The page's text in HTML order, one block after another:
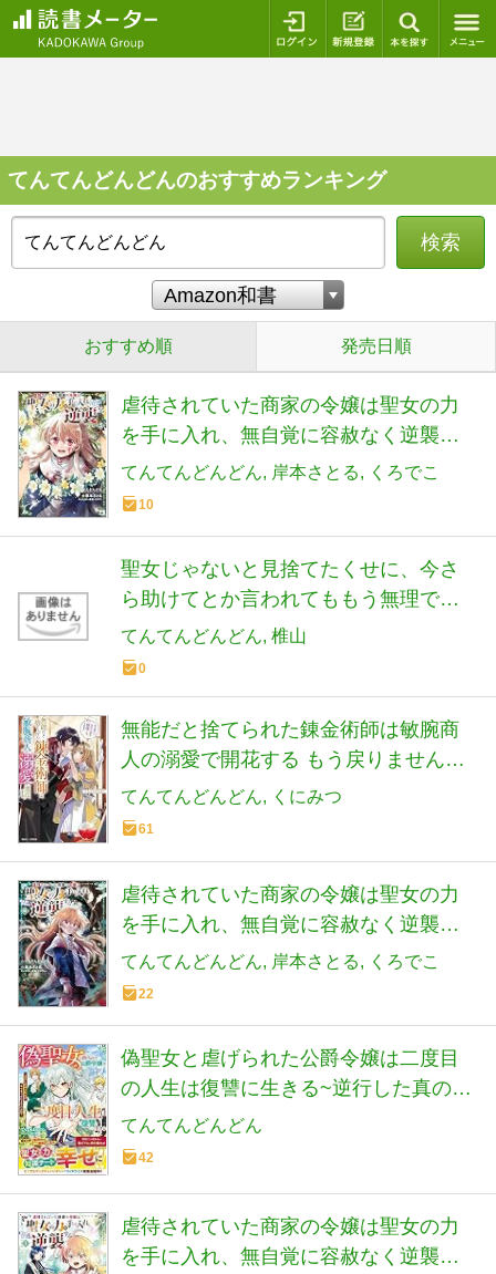
ログイン 新規登録
てんてんどんどんのおすすめランキング
検索
おすすめ順 発売日順
虐待されていた商家の令嬢は聖女の力
を手に入れ、無自覚に容赦なく逆襲す
る 5 (5) (ヤングチャンピオンコミック
ス)
てんてんどんどん 岸本さとる くろでこ
10
聖女じゃないと見捨てたくせに、今さ
ら助けてとか言われてももう無理です!~
チートスキルで勝手にダンジョン生活
満喫します~ (1) (バンブーコミックス
てんてんどんどん 椎山
0
無能だと捨てられた錬金術師は敏腕商
人の溺愛で開花する もう戻りませんの
で後悔してください (角川ビーンズ文庫)
てんてんどんどん くにみつ
61
虐待されていた商家の令嬢は聖女の力
を手に入れ、無自覚に容赦なく逆襲す
る 4 (4) (ヤングチャンピオンコミック
ス)
てんてんどんどん 岸本さとる くろでこ
22
偽聖女と虐げられた公爵令嬢は二度目
の人生は復讐に生きる~逆行した真の聖
女が幸せをつかむまでのお話~ (ベリー
ズファンタジー)
てんてんどんどん
42
虐待されていた商家の令嬢は聖女の力
を手に入れ、無自覚に容赦なく逆襲す